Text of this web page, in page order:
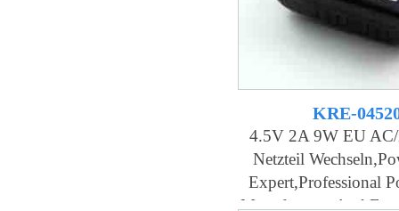
KRE-
4.5V 2A 9W EU
Netzteil
Expert,professional
Manufacturer And